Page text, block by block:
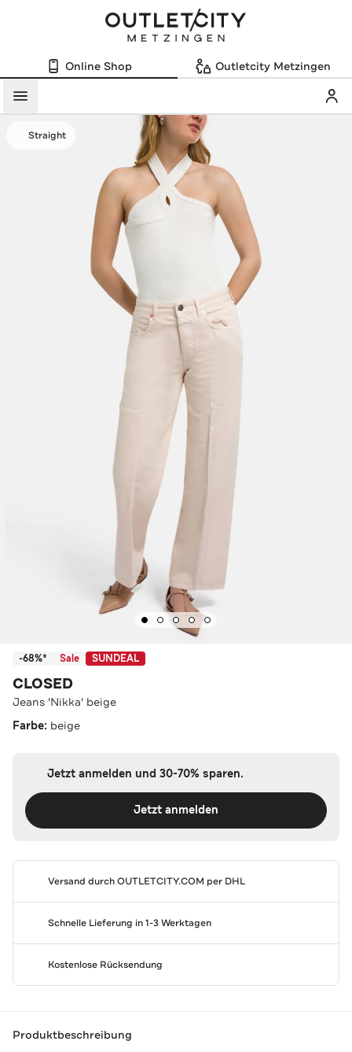
Online Shop Outletcity Metzingen
Menü
Straight
-68%* Sale SUNDEAL
CLOSED
Jeans 'Nikka' beige
Farbe: beige
Jetzt anmelden und 30-70% sparen.
Jetzt anmelden
Versand durchOUTLETCITY.COM per DHL
Schnelle Lieferung in 1-3 Werktagen
Kostenlose Rücksendung
Produktbeschreibung